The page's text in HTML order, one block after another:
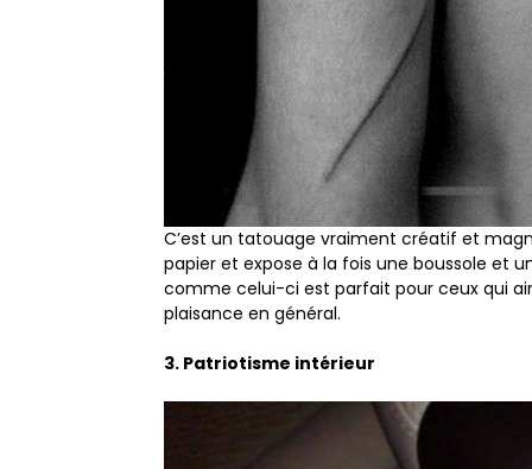
C’est un tatouage vraiment créatif et
papier et expose à la fois une boussole et
comme celui-ci est parfait pour ceux qui
plaisance en général.
3. Patriotisme intérieur